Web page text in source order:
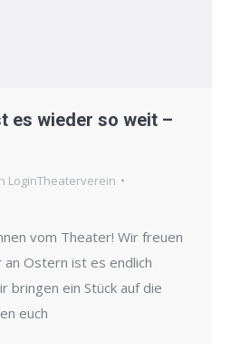
es wieder so weit –
LoginTheaterverein
vom Theater! Wir freuen
an Ostern ist es endlich
bringen ein Stück auf die
euch